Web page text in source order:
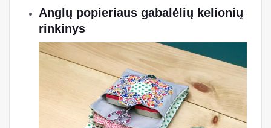
Anglų popieriaus gabalėlių kelionių
rinkinys